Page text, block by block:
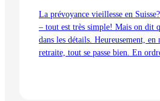
La prévoyance vieillesse en
– tout est très simple! Mais on dit
dans les détails. Heureusement, en
retraite, tout se passe bien. En